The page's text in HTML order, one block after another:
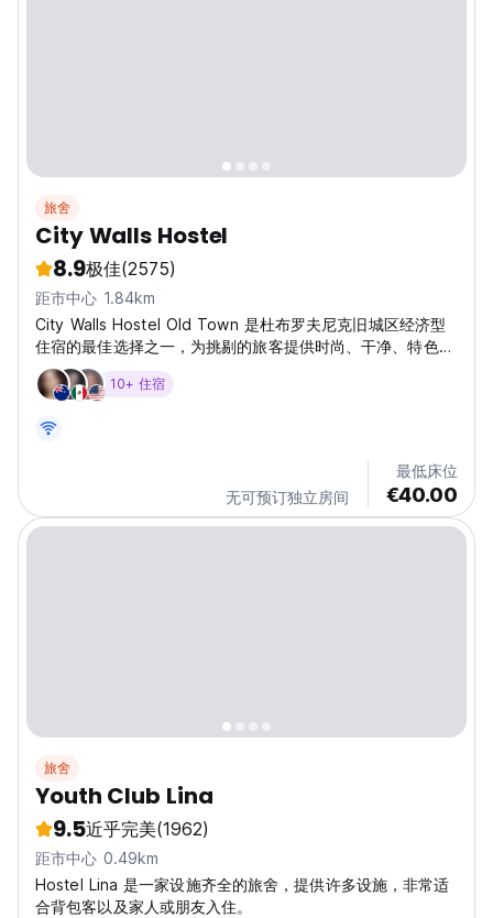
旅舍
City Walls Hostel
8.9极佳(2575)
距市中心 1.84km
City Walls Hostel Old Town 是杜布罗夫尼克旧城区经济型
住宿的最佳选择之一，为挑剔的旅客提供时尚、干净、特色的
客房
10+ 住宿
无可预订独立房间
最低床位
€40.00
旅舍
Youth Club Lina
9.5近乎完美(1962)
距市中心 0.49km
Hostel Lina 是一家设施齐全的旅舍，提供许多设施，非常适
合背包客以及家人或朋友入住。